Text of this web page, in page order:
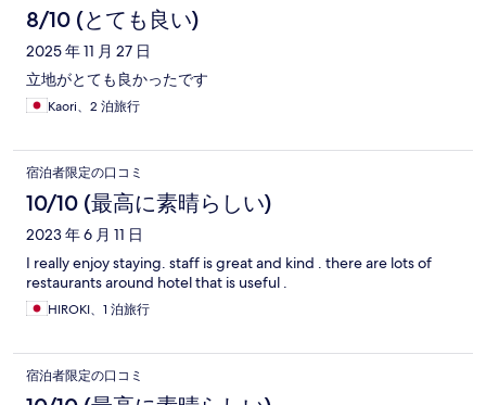
8/10 (とても良い)
2025 年 11 月 27 日
立地がとても良かったです
Kaori、2 泊旅行
宿泊者限定の口コミ
10/10 (最高に素晴らしい)
2023 年 6 月 11 日
I really enjoy staying. staff is great and kind . there are lots of
restaurants around hotel that is useful .
HIROKI、1 泊旅行
宿泊者限定の口コミ